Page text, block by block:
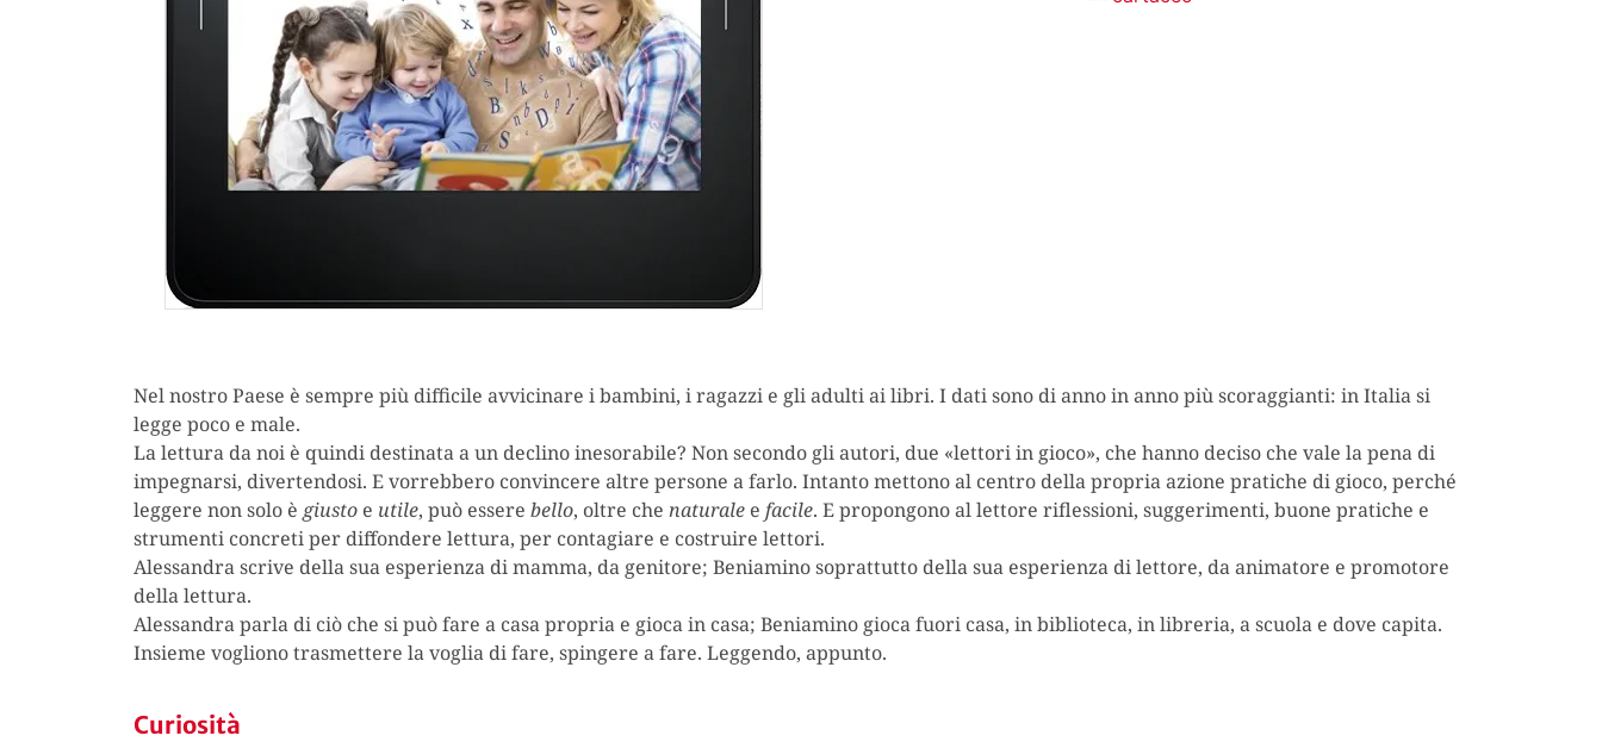
Nel nostro Paese è sempre più difficile avvicinare i bambini, i ragazzi e gli adulti ai libri. I dati sono di anno in anno più scoraggianti: in Italia si
legge poco e male.
La lettura da noi è quindi destinata a un declino inesorabile? Non secondo gli autori, due «lettori in gioco», che hanno deciso che vale la pena di
impegnarsi, divertendosi. E vorrebbero convincere altre persone a farlo. Intanto mettono al centro della propria azione pratiche di gioco, perché
leggere non solo è giusto e utile, può essere bello, oltre che naturale e facile. E propongono al lettore riflessioni, suggerimenti, buone pratiche e
strumenti concreti per diffondere lettura, per contagiare e costruire lettori.
Alessandra scrive della sua esperienza di mamma, da genitore; Beniamino soprattutto della sua esperienza di lettore, da animatore e promotore
della lettura.
Alessandra parla di ciò che si può fare a casa propria e gioca in casa; Beniamino gioca fuori casa, in biblioteca, in libreria, a scuola e dove capita.
Insieme vogliono trasmettere la voglia di fare, spingere a fare. Leggendo, appunto.
Curiosità